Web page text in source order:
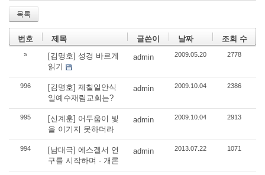
목록
번호 제목 글쓴이 날짜 조회 수
»
[김명호] 성경 바르게
읽기
admin 2009.05.20 2778
996
[김명호] 제칠일안식
일예수재림교회는?
admin 2009.10.04 2386
995
[신계훈] 어두움이 빛
을 이기지 못하더라
admin 2009.10.04 2913
994
[남대극] 에스겔서 연
구를 시작하며 - 개론
admin 2013.07.22 1071